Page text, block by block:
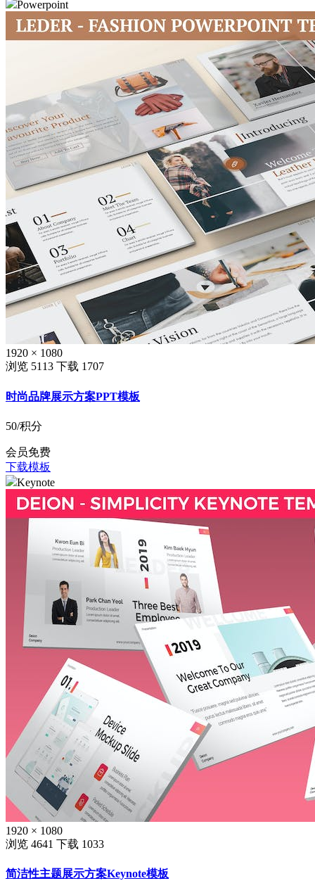
Powerpoint
1920 × 1080
浏览 5113 下载 1707
时尚品牌展示方案PPT模板
50/积分
会员免费
下载模板
Keynote
1920 × 1080
浏览 4641 下载 1033
简洁性主题展示方案Keynote模板